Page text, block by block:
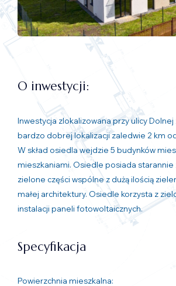
O inwestycji:
Inwestycja zlokalizowana przy ulicy Dolnej
bardzo dobrej lokalizacji zaledwie 2 km
W skład osiedla wejdzie 5 budynków
mieszkaniami. Osiedle posiada
zielone części wspólne z dużą ilością
małej architektury. Osiedle korzysta z
instalacji paneli fotowoltaicznych.
Specyfikacja
Powierzchnia mieszkalna: